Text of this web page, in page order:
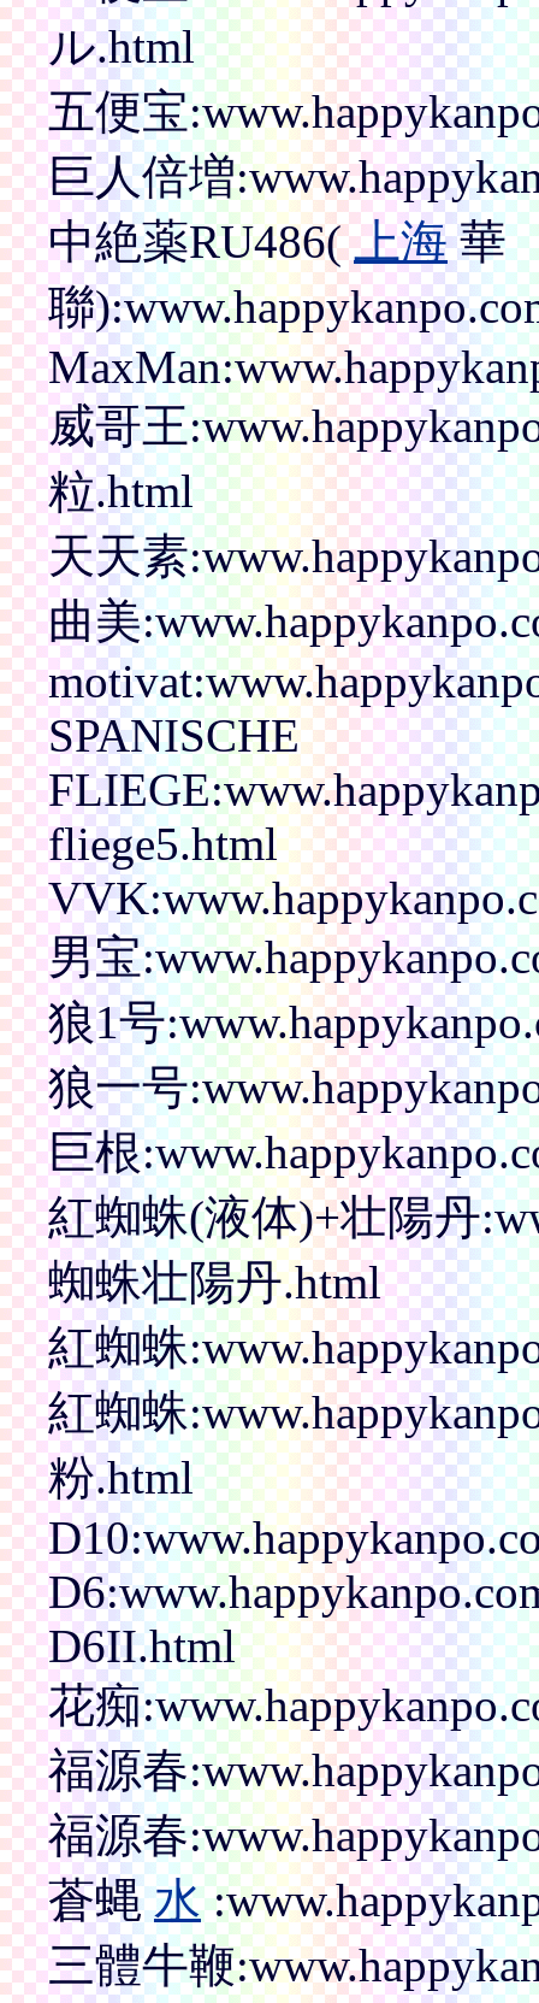
ル.html
五便宝
巨人倍増
中絶薬RU486(上海華
聯
威哥王
粒.html
天天素
曲美
SPANISCHE
fliege5.html
男宝
狼1号
狼一号
巨根
紅蜘蛛(液体)+壮陽丹
蜘蛛壮陽丹.html
紅蜘蛛
紅蜘蛛
粉.html
D6II.html
花痴
福源春
福源春
蒼蝿水
三體牛鞭